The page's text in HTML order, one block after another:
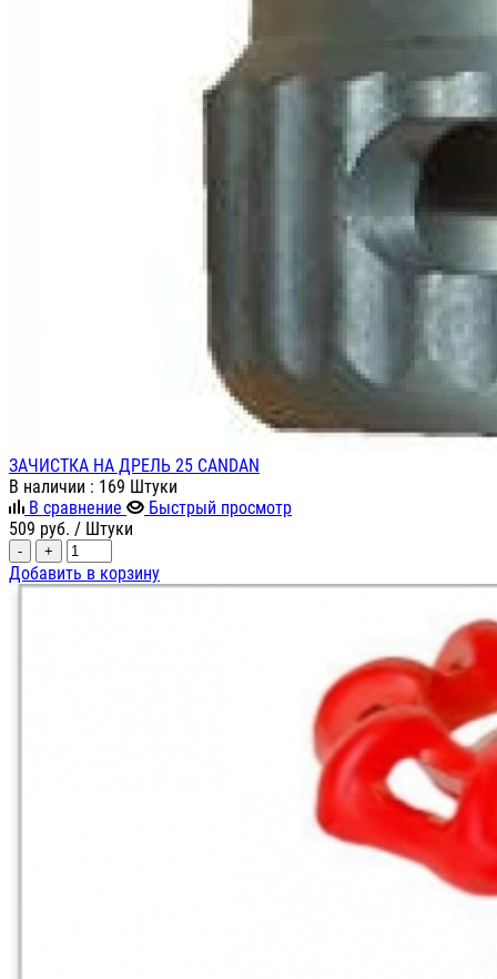
ЗАЧИСТКА НА ДРЕЛЬ 25 CANDAN
В наличии : 169 Штуки
В сравнение
Быстрый просмотр
509 руб. / Штуки
- +
Добавить в корзину